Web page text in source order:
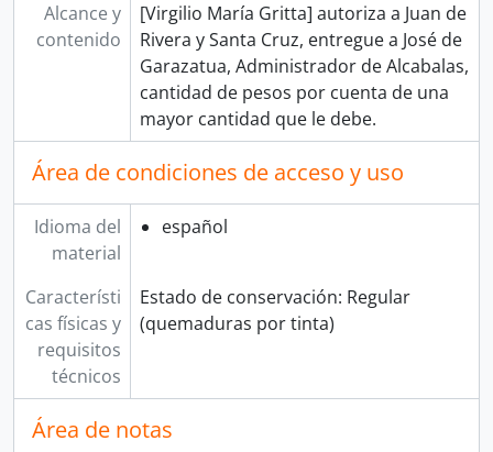
[Unidad de instalación] CAJA 19
[Unidad de instalación] CAJA 20
[Unidad de instalación] CAJA 21
[Unidad de instalación] CAJA 22
[Unidad de instalación] CAJA 23
[Colección] PUBLIO ENRICO POLI VALDIVIA
[Colección] SANTA MARÍA
[Colección] TOMÁS DIÉGUEZ
Alcance y
contenido
[Virgilio María Gritta] autoriza a Juan de
Rivera y Santa Cruz, entregue a José de
Garazatua, Administrador de Alcabalas,
cantidad de pesos por cuenta de una
mayor cantidad que le debe.
Área de condiciones de acceso y uso
Idioma del
material
español
Característi
cas físicas y
requisitos
técnicos
Estado de conservación: Regular
(quemaduras por tinta)
Área de notas